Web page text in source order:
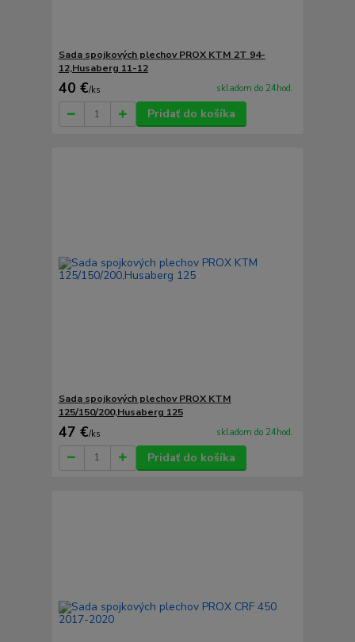
Sada spojkových plechov PROX KTM 2T 94-
12,Husaberg 11-12
40 €/ks skladom do 24hod.
Pridať do košíka
Sada spojkových plechov PROX KTM
125/150/200,Husaberg 125
47 €/ks skladom do 24hod.
Pridať do košíka